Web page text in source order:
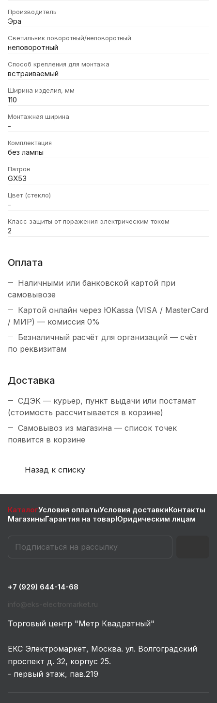
Производитель
Эра
Светильник поворотный/неповоротный
неповоротный
Способ крепления для монтажа
встраиваемый
Ширина изделия, мм
110
Монтажная ширина
-
Комплектация
без лампы
Патрон
GX53
Цвет (стекло)
-
Класс защиты от поражения электрическим током
2
Оплата
Наличными или банковской картой при
самовывозе
Картой онлайн через ЮKassa (VISA / MasterCard
/ МИР) — комиссия 0%
Безналичный расчёт для организаций — счёт
по реквизитам
Доставка
СДЭК — курьер, пункт выдачи или постамат
(стоимость рассчитывается в корзине)
Самовывоз из магазина — список точек
появится в корзине
Назад к списку
КаталогУсловия оплатыУсловия доставкиКонтакты
МагазиныГарантия на товарЮридическим лицам
+7 (929) 644-14-68
info@eks-electromarket.ru
Торговый центр "Метр Квадратный"
ЕКС Электромаркет, Москва. ул. Волгоградский
проспект д. 32, корпус 25.
- первый этаж, пав.219